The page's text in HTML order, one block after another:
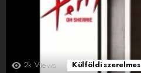
2k Views Külföldi